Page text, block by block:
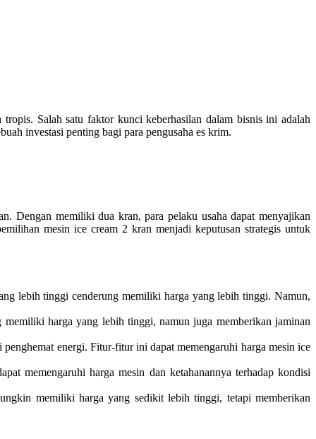
Salah satu faktor kunci keberhasilan dalam bisnis ini adalah
investasi penting bagi para pengusaha es krim.
Dengan memiliki dua kran, para pelaku usaha dapat menyajikan
mesin ice cream 2 kran menjadi keputusan strategis untuk
lebih tinggi cenderung memiliki harga yang lebih tinggi. Namun,
harga yang lebih tinggi, namun juga memberikan jaminan
energi. Fitur-fitur ini dapat memengaruhi harga mesin ice
memengaruhi harga mesin dan ketahanannya terhadap kondisi
memiliki harga yang sedikit lebih tinggi, tetapi memberikan